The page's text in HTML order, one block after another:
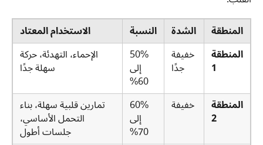
المنطقة
الشدة النسبة
الاستخدام المعتاد
المنطقة
1
خفيفة
جدًا
50%
إلى
60%
الإحماء، التهدئة، حركة
سهلة جدًا
المنطقة
2
خفيفة 60%
إلى
70%
تمارين قلبية سهلة، بناء
التحمل الأساسي،
جلسات أطول